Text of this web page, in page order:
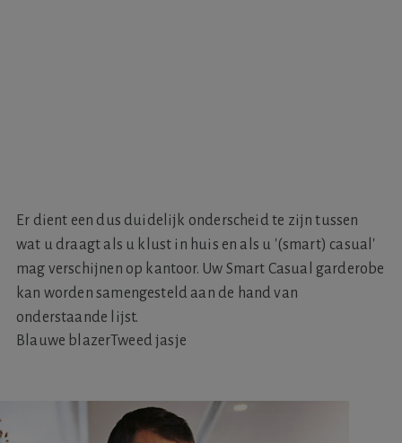
Er dient een dus duidelijk onderscheid te zijn tussen
wat u draagt als u klust in huis en als u '(smart) casual'
mag verschijnen op kantoor. Uw Smart Casual garderobe
kan worden samengesteld aan de hand van
onderstaande lijst.
Blauwe blazerTweed jasje